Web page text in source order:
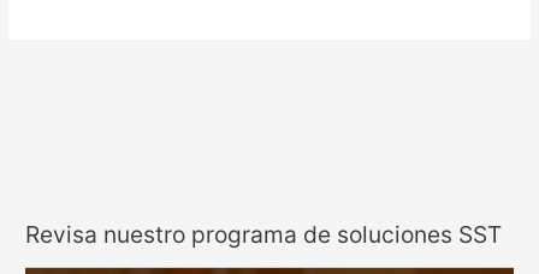
Revisa nuestro programa de soluciones SST